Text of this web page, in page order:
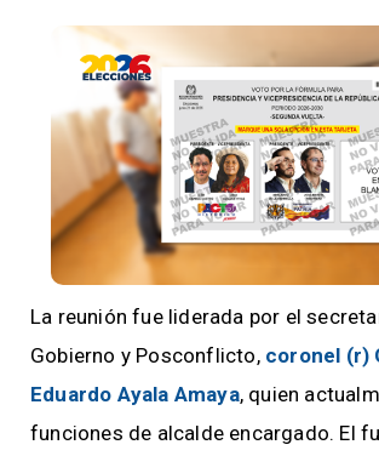
La reunión fue liderada por el
Gobierno y Posconflicto, coronel (r)
Eduardo Ayala Amaya, quien
funciones de alcalde encargado. El